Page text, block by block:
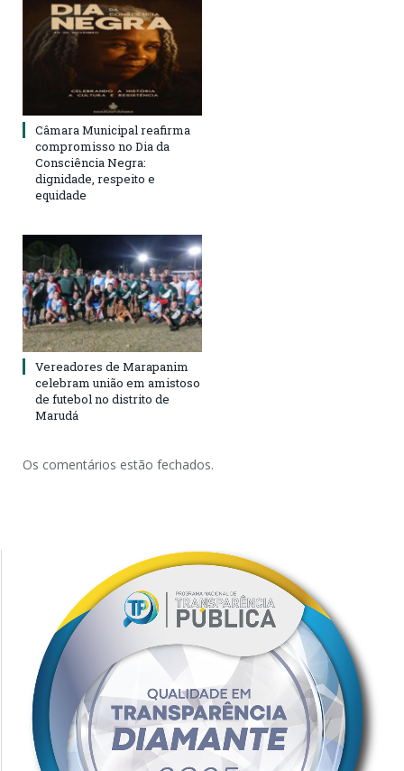
Câmara Municipal reafirma
compromisso no Dia da
Consciência Negra:
dignidade, respeito e
equidade
Vereadores de Marapanim
celebram união em amistoso
de futebol no distrito de
Marudá
Os comentários estão fechados.